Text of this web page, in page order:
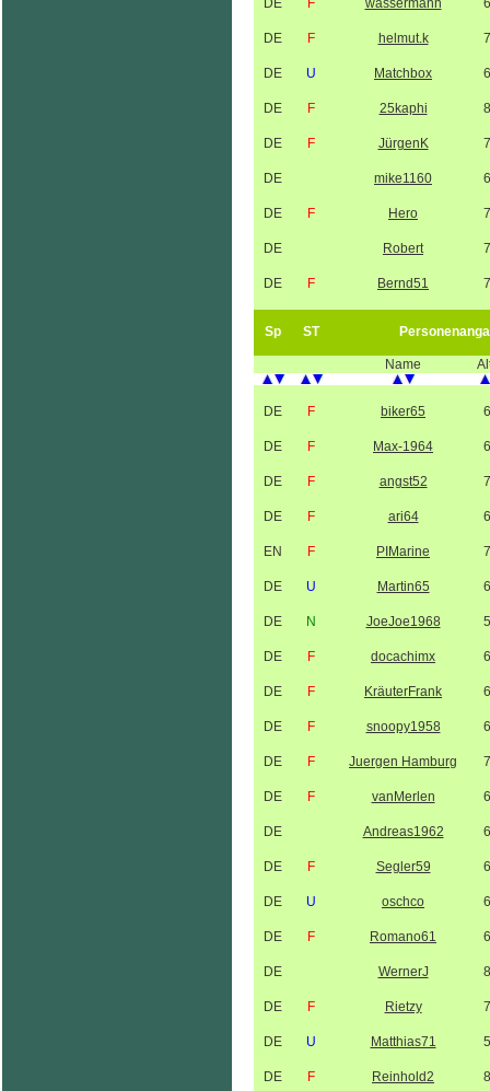
DE F wassermann
DE F helmut.k
DE U Matchbox
DE F 25kaphi
DE F JürgenK
DE mike1160
DE F Hero
DE Robert
DE F Bernd51
Sp ST
Name
DE F biker65
DE F Max-1964
DE F angst52
DE F ari64
EN F PIMarine
DE U Martin65
DE N JoeJoe1968
DE F docachimx
DE F KräuterFrank
DE F snoopy1958
DE F Juergen Hamburg
DE F vanMerlen
DE Andreas1962
DE F Segler59
DE U oschco
DE F Romano61
DE WernerJ
DE F Rietzy
DE U Matthias71
DE F Reinhold2